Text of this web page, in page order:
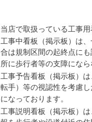
当店で取扱っている工事
工事中看板（掲示板）は
合は規制区間の起終点に
所に歩行者等の支障にな
工事予告看板（掲示板）
転手）等の視認性を考慮
になっております。
工事説明看板（掲示板）